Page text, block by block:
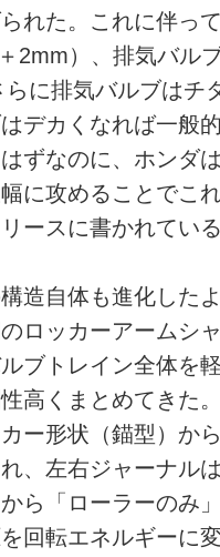
れた。これに伴っ
2mm）、排気バル
らに排気バルブはチ
デカくなれば一般
ずなのに、ホンダ
に攻めることでこ
ースに書かれている
造自体も進化した
ロッカーアームシ
ブトレイン全体を
高くまとめてきた
ー形状（錨型）か
、左右ジャーナル
ら「ローラーのみ
回転エネルギーに